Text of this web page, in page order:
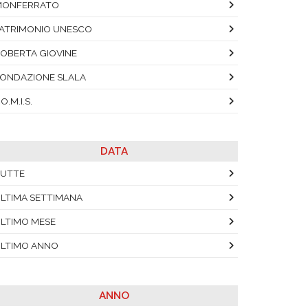
UNESCO
GIOVINE
SLALA
DATA
SETTIMANA
MESE
ANNO
ANNO